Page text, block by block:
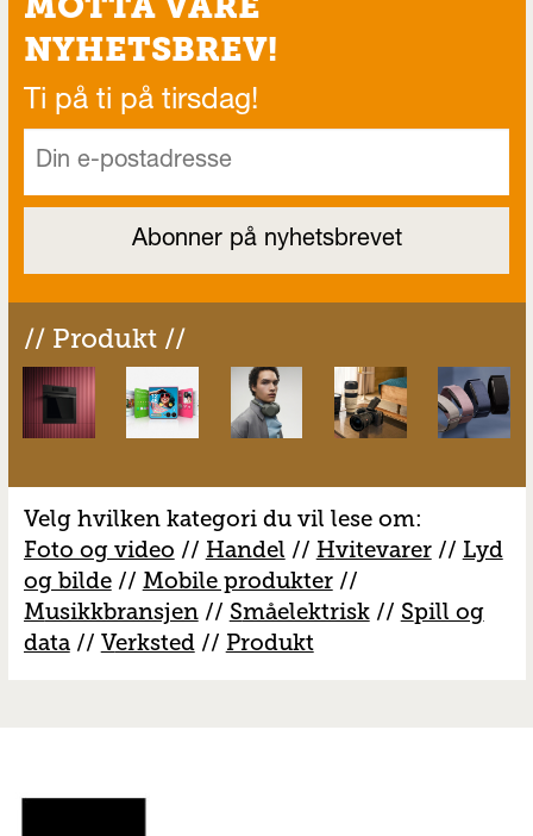
NYHETSBREV!
Ti på ti på tirsdag!
// Produkt //
Velg hvilken kategori du vil lese om:
Foto og video // Handel // Hvitevarer// Lyd
og bilde// Mobile produkter//
Musikkbransjen// Småelektrisk// Spill og
data// Verksted// Produkt